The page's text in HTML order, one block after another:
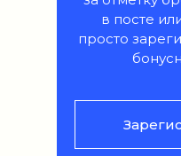
в посте
просто